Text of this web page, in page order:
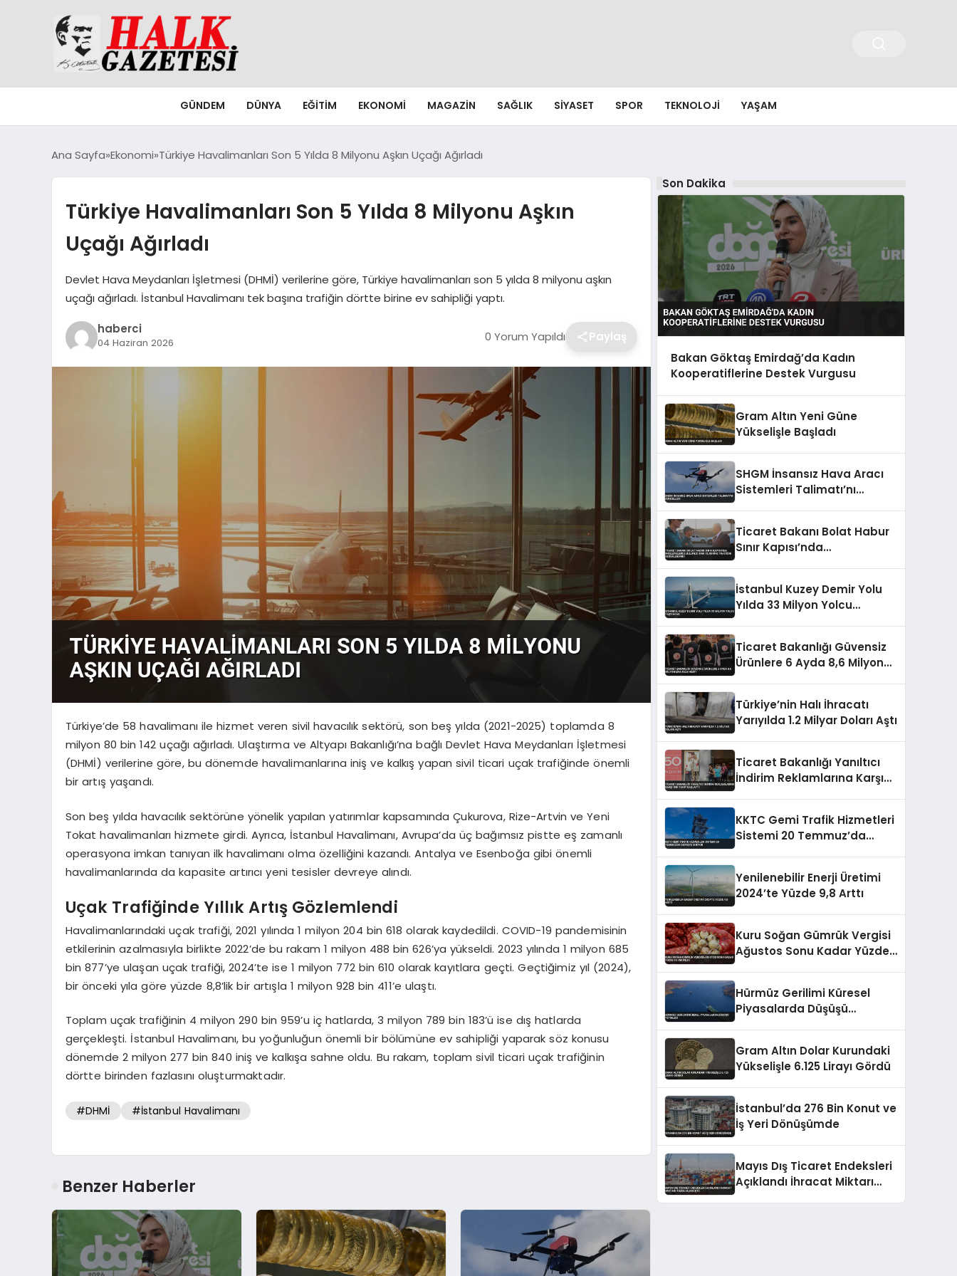
GÜNDEM DÜNYA EĞITIM EKONOMI MAGAZIN SAĞLIK SIYASET SPOR TEKNOLOJI YAŞAM
Ana Sayfa Ekonomi Türkiye Havalimanları Son 5 Yılda 8 Milyonu Aşkın Uçağı Ağırladı
Türkiye Havalimanları Son 5 Yılda 8 Milyonu Aşkın
Uçağı Ağırladı
Devlet Hava Meydanları İşletmesi (DHMİ) verilerine göre, Türkiye havalimanları son 5 yılda 8 milyonu aşkın
uçağı ağırladı. İstanbul Havalimanı tek başına trafiğin dörtte birine ev sahipliği yaptı.
haberci
04 Haziran 2026 0 Yorum Yapıldı Paylaş
Türkiye’de 58 havalimanı ile hizmet veren sivil havacılık sektörü, son beş yılda (2021-2025) toplamda 8
milyon 80 bin 142 uçağı ağırladı. Ulaştırma ve Altyapı Bakanlığı’na bağlı Devlet Hava Meydanları İşletmesi
(DHMİ) verilerine göre, bu dönemde havalimanlarına iniş ve kalkış yapan sivil ticari uçak trafiğinde önemli
bir artış yaşandı.
Son beş yılda havacılık sektörüne yönelik yapılan yatırımlar kapsamında Çukurova, Rize-Artvin ve Yeni
Tokat havalimanları hizmete girdi. Ayrıca, İstanbul Havalimanı, Avrupa’da üç bağımsız pistte eş zamanlı
operasyona imkan tanıyan ilk havalimanı olma özelliğini kazandı. Antalya ve Esenboğa gibi önemli
havalimanlarında da kapasite artırıcı yeni tesisler devreye alındı.
Uçak Trafiğinde Yıllık Artış Gözlemlendi
Havalimanlarındaki uçak trafiği, 2021 yılında 1 milyon 204 bin 618 olarak kaydedildi. COVID-19 pandemisinin
etkilerinin azalmasıyla birlikte 2022’de bu rakam 1 milyon 488 bin 626’ya yükseldi. 2023 yılında 1 milyon 685
bin 877’ye ulaşan uçak trafiği, 2024’te ise 1 milyon 772 bin 610 olarak kayıtlara geçti. Geçtiğimiz yıl (2024),
bir önceki yıla göre yüzde 8,8’lik bir artışla 1 milyon 928 bin 411’e ulaştı.
Toplam uçak trafiğinin 4 milyon 290 bin 959’u iç hatlarda, 3 milyon 789 bin 183’ü ise dış hatlarda
gerçekleşti. İstanbul Havalimanı, bu yoğunluğun önemli bir bölümüne ev sahipliği yaparak söz konusu
dönemde 2 milyon 277 bin 840 iniş ve kalkışa sahne oldu. Bu rakam, toplam sivil ticari uçak trafiğinin
dörtte birinden fazlasını oluşturmaktadır.
#DHMİ #İstanbul Havalimanı
Benzer Haberler
Son Dakika
Bakan Göktaş Emirdağ’da Kadın
Kooperatiflerine Destek Vurgusu
Gram Altın Yeni Güne
Yükselişle Başladı
SHGM İnsansız Hava Aracı
Sistemleri Talimatı’nı
Ticaret Bakanı Bolat Habur
Sınır Kapısı’nda
Değerlendirdi
İstanbul Kuzey Demir Yolu
Yılda 33 Milyon Yolcu
Ticaret Bakanlığı Güvensiz
Ürünlere 6 Ayda 8,6 Milyon
Türkiye’nin Halı İhracatı
Yarıyılda 1.2 Milyar Doları Aştı
Ticaret Bakanlığı Yanıltıcı
İndirim Reklamlarına Karşı
KKTC Gemi Trafik Hizmetleri
Sistemi 20 Temmuz’da
Yenilenebilir Enerji Üretimi
2024’te Yüzde 9,8 Arttı
Kuru Soğan Gümrük Vergisi
Ağustos Sonu Kadar Yüzde
Hürmüz Gerilimi Küresel
Piyasalarda Düşüşü
Gram Altın Dolar Kurundaki
Yükselişle 6.125 Lirayı Gördü
İstanbul’da 276 Bin Konut ve
İş Yeri Dönüşümde
Mayıs Dış Ticaret Endeksleri
Açıklandı İhracat Miktarı